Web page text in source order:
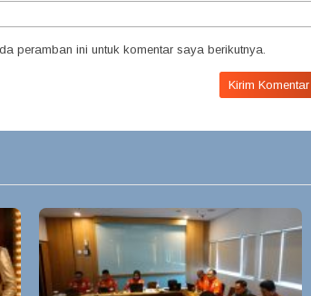
peramban ini untuk komentar saya berikutnya.